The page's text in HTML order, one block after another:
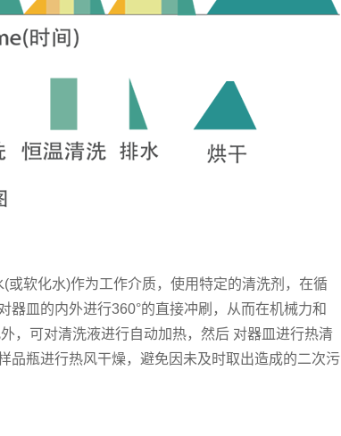
软化水)作为工作介质，使用特定的清洗剂，在循
皿的内外进行360°的直接冲刷，从而在机械力和
，可对清洗液进行自动加热，然后 对器皿进行热清
品瓶进行热风干燥，避免因未及时取出造成的二次污